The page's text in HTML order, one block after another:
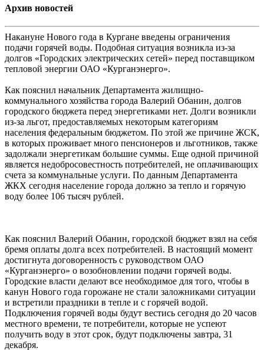
Архив новостей
Накануне Нового года в Кургане введены ограничения
подачи горячей воды. Подобная ситуация возникла из-за
долгов «Городских электрических сетей» перед поставщиком
тепловой энергии ОАО «Курганэнерго».
Как пояснил начальник Департамента жилищно-
коммунального хозяйства города Валерий Обанин, долгов
городского бюджета перед энергетиками нет. Долги возникли
из-за льгот, предоставляемых некоторым категориям
населения федеральным бюджетом. По этой же причине ЖСК,
в которых проживает много пенсионеров и льготников, также
задолжали энергетикам большие суммы. Еще одной причиной
является недобросовестность потребителей, не оплачивающих
счета за коммунальные услуги. По данным Департамента
ЖКХ сегодня население города должно за тепло и горячую
воду более 106 тысяч рублей.
Как пояснил Валерий Обанин, городской бюджет взял на себя
бремя оплаты долга всех потребителей. В настоящий момент
достигнута договоренность с руководством ОАО
«Курганэнерго» о возобновлении подачи горячей воды.
Городские власти делают все необходимое для того, чтобы в
канун Нового года горожане не стали заложниками ситуации
и встретили праздники в тепле и с горячей водой.
Подключения горячей воды будут вестись сегодня до 20 часов
местного времени, те потребители, которые не успеют
получить воду в этот срок, будут подключены завтра, 31
декабря.